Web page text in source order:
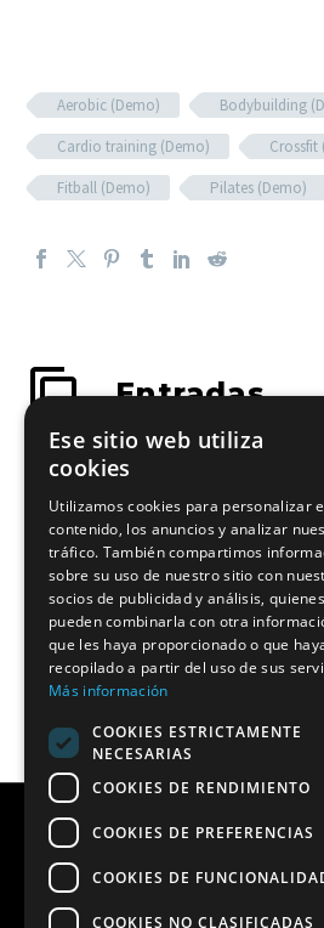
Aerobic (Demo)
Bodybuilding
Cardio training (Demo)
Crossfit
Fitball (Demo)
Pilates (Demo)
Entradas
relacionadas
Cardio
Lorem
ametcon
adipisicing
doiusmod
incidilabore
mini veniam,
laboris nisi
29 Ago 2017
Ese sitio web utiliza
cookies
Utilizamos cookies para personalizar
contenido, los anuncios y analizar
tráfico. También compartimos
sobre su uso de nuestro sitio con
socios de publicidad y análisis, quienes
pueden combinarla con otra
que les haya proporcionado o que
recopilado a partir del uso de sus
Más información
COOKIES ESTRICTAMENTE
NECESARIAS
COOKIES DE RENDIMIENTO
COOKIES DE PREFERENCIAS
COOKIES DE
COOKIES NO CLASIFICADAS